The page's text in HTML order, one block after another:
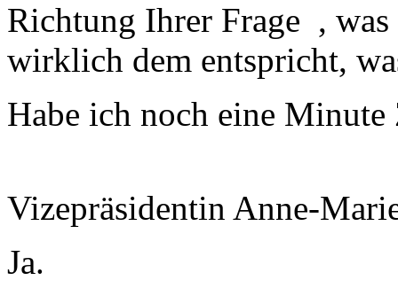
Richtung Ihrer Frage ,
wirklich dem entspricht,
Habe ich noch eine
Vizepräsidentin Anne-
Ja.